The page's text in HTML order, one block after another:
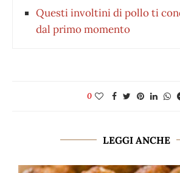
Questi involtini di pollo ti
dal primo momento
0
LEGGI ANCHE